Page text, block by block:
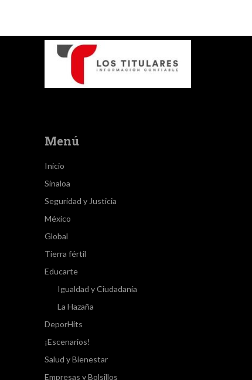
Menú
Inicio
Sinaloa
Seguridad y Justicia
México
Global
Tierra fértil
Educarte
Igualdad y Ciudadanía
La Hazaña
DeporHits
¡Escenarios!
Salud y Bienestar
Empresas y Bolsillos